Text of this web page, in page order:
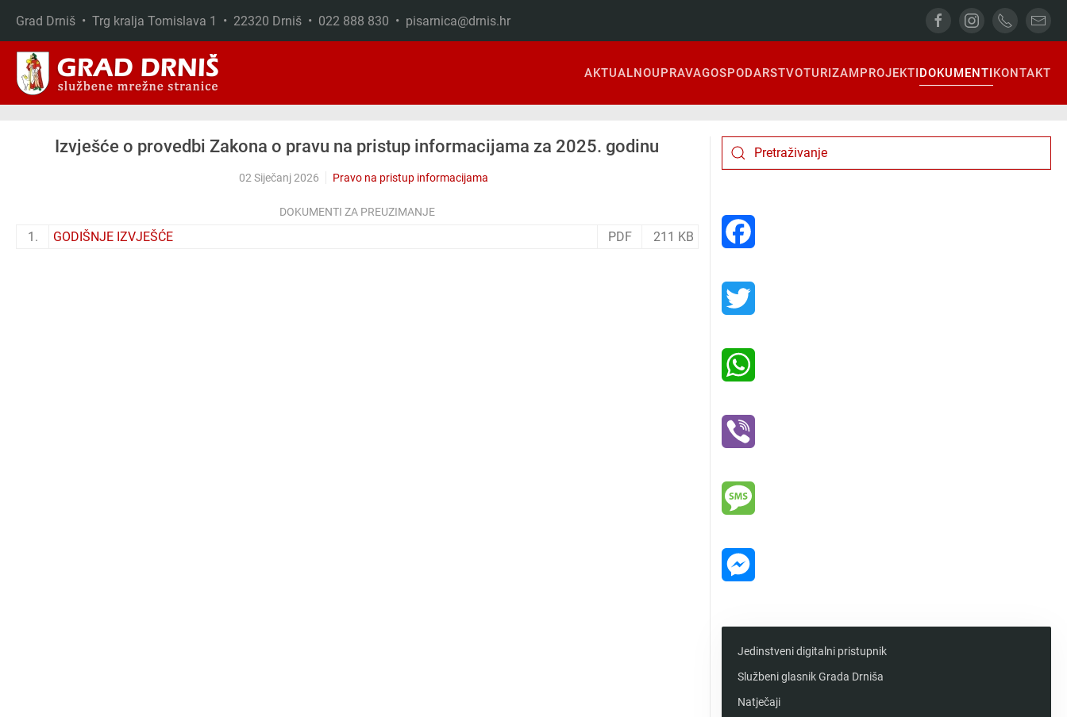
Skip to main content
Grad Drniš • Trg kralja Tomislava 1 • 22320 Drniš • 022 888 830 • pisarnica@drnis.hr
AKTUALNOUPRAVAGOSPODARSTVOTURIZAMPROJEKTIDOKUMENTIKONTAKT
Izvješće o provedbi Zakona o pravu na pristup informacijama za 2025. godinu
02 Siječanj 2026 Pravo na pristup informacijama
DOKUMENTI ZA PREUZIMANJE
1. GODIŠNJE IZVJEŠĆE PDF
211 KB
Jedinstveni digitalni pristupnik
Službeni glasnik Grada Drniša
Natječaji